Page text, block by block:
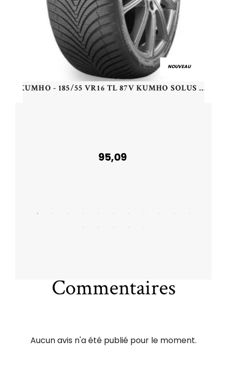
NOUVEAU
KUMHO - 185/55 VR16 TL 87V KUMHO SOLUS 4S HA32 - 1855516 - DBB
95,09
Commentaires
Aucun avis n'a été publié pour le moment.